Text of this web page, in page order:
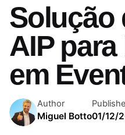
Solução
AIP
em
Author
Miguel Botto01/12/